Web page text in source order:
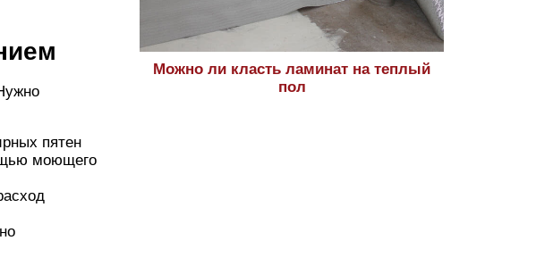
пятен
моющего
Можно ли класть ламинат на теплый
пол